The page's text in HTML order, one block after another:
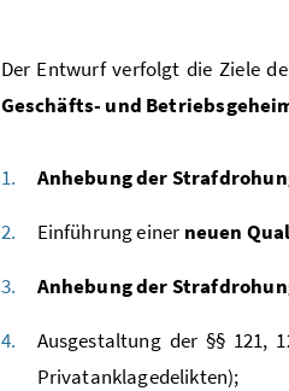
Der Entwurf verfolgt die Ziele
Geschäfts- und
Anhebung der
Einführung einer neuen
Anhebung der
Ausgestaltung der §§ 121,
Privatanklagedelikten);